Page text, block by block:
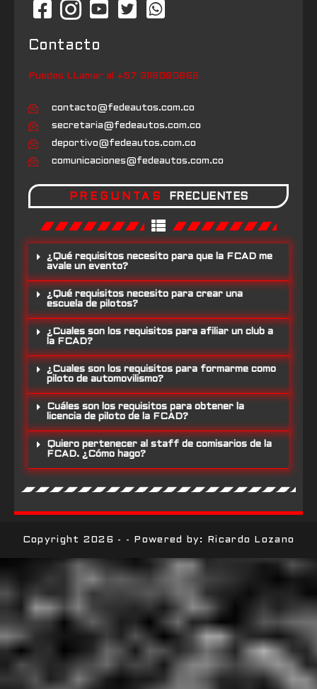
Contacto
Puedes LLamar al +57 3118080868
contacto@fedeautos.com.co
secretaria@fedeautos.com.co
deportivo@fedeautos.com.co
comunicaciones@fedeautos.com.co
PREGUNTAS FRECUENTES
¿Qué requisitos necesito para que la FCAD me
avale un evento?
¿Qué requisitos necesito para crear una
escuela de pilotos?
¿Cuales son los requisitos para afiliar un club a
la FCAD?
¿Cuales son los requisitos para formarme como
piloto de automovilismo?
Cuáles son los requisitos para obtener la
licencia de piloto de la FCAD?
Quiero pertenecer al staff de comisarios de la
FCAD. ¿Cómo hago?
Copyright 2026 - - Powered by: Ricardo Lozano